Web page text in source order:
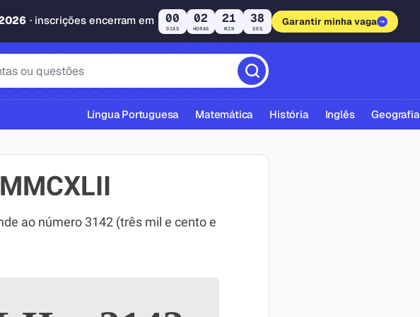
· inscrições encerram em 00
DIAS
02
HORAS
21
MIN
37
SEG
Garantir minha vaga
ABNT
Língua Portuguesa Matemática História Inglês Geografia
ao número 3142 (três mil e cento e